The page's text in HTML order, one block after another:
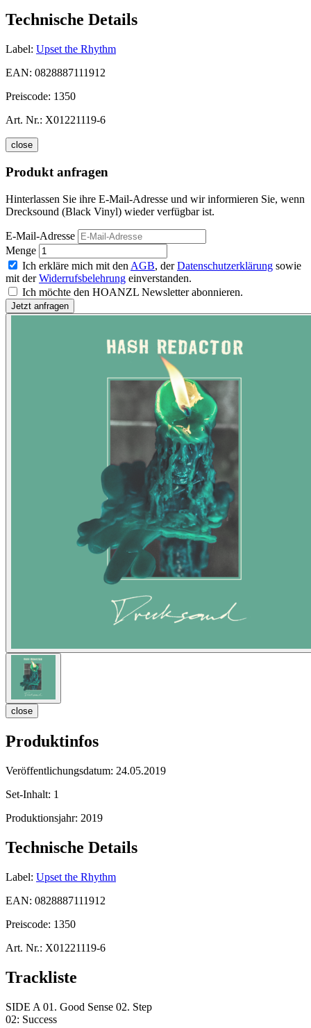
Technische Details
Label: Upset the Rhythm
EAN: 0828887111912
Preiscode: 1350
Art. Nr.: X01221119-6
close
Produkt anfragen
Hinterlassen Sie ihre E-Mail-Adresse und wir informieren Sie, wenn
Drecksound (Black Vinyl) wieder verfügbar ist.
E-Mail-Adresse
Menge
Ich erkläre mich mit den AGB, derDatenschutzerklärung sowie
mit derWiderrufsbelehrung einverstanden.
Ich möchte den HOANZL Newsletter abonnieren.
close
Produktinfos
Veröffentlichungsdatum: 24.05.2019
Set-Inhalt: 1
Produktionsjahr: 2019
Technische Details
Label: Upset the Rhythm
EAN: 0828887111912
Preiscode: 1350
Art. Nr.: X01221119-6
Trackliste
SIDE A 01. Good Sense 02. Step
02: Success